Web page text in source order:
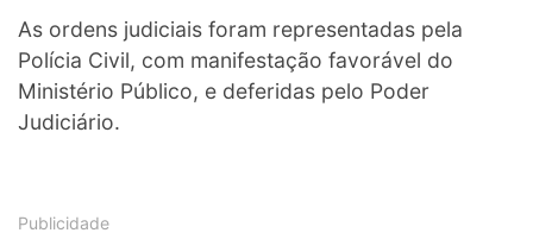
As ordens judiciais foram representadas pela
Polícia Civil, com manifestação favorável do
Ministério Público, e deferidas pelo Poder
Judiciário.